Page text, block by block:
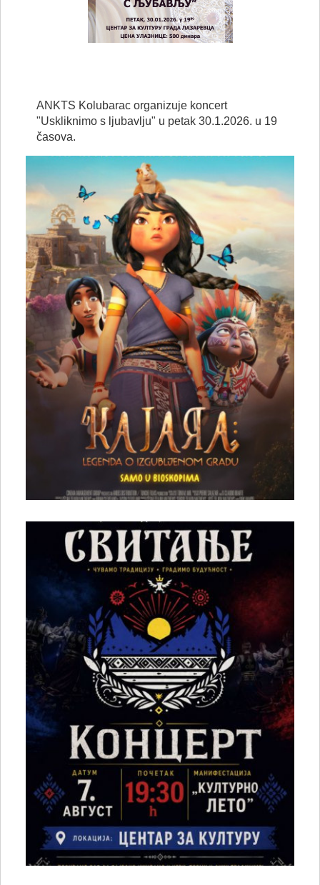
ANKTS Kolubarac organizuje koncert
"Uskliknimo s ljubavlju" u petak 30.1.2026. u 19
časova.